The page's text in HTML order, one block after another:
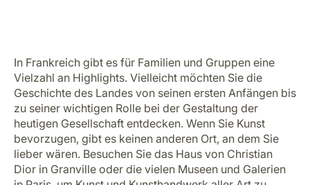
In Frankreich gibt es für Familien und Gruppen eine
Vielzahl an Highlights. Vielleicht möchten Sie die
Geschichte des Landes von seinen ersten Anfängen bis
zu seiner wichtigen Rolle bei der Gestaltung der
heutigen Gesellschaft entdecken. Wenn Sie Kunst
bevorzugen, gibt es keinen anderen Ort, an dem Sie
lieber wären. Besuchen Sie das Haus von Christian
Dior in Granville oder die vielen Museen und Galerien